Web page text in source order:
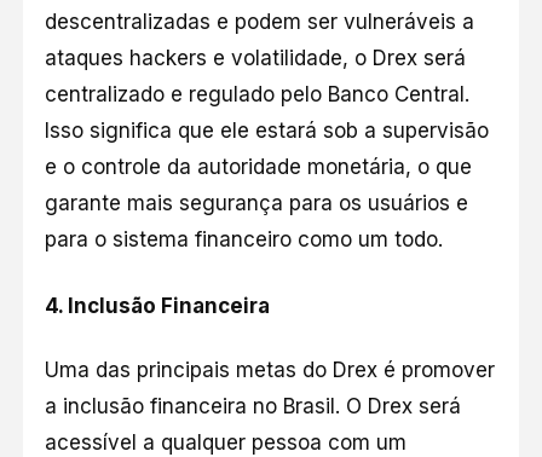
descentralizadas e podem ser vulneráveis a
ataques hackers e volatilidade, o Drex será
centralizado e regulado pelo Banco Central.
Isso significa que ele estará sob a supervisão
e o controle da autoridade monetária, o que
garante mais segurança para os usuários e
para o sistema financeiro como um todo.
4. Inclusão Financeira
Uma das principais metas do Drex é promover
a inclusão financeira no Brasil. O Drex será
acessível a qualquer pessoa com um